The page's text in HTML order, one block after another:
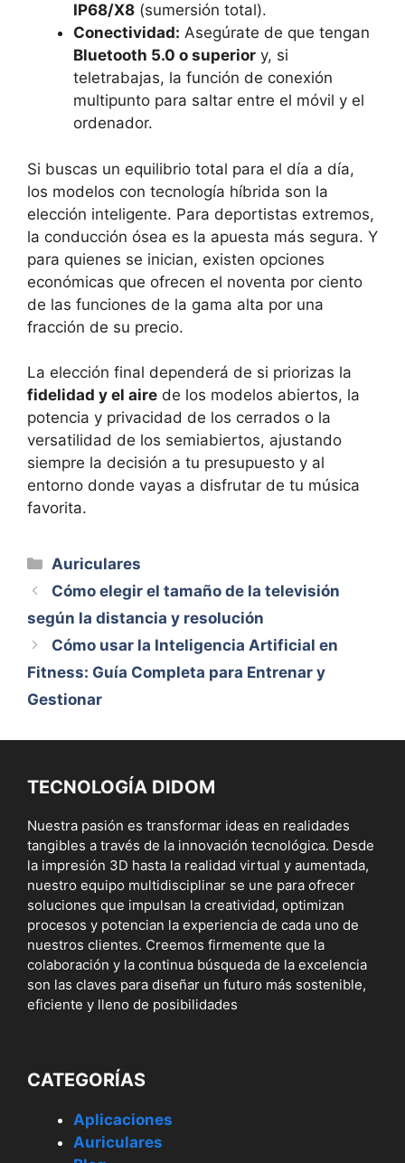
IP68/X8 (sumersión total).
Conectividad: Asegúrate de que tengan
Bluetooth 5.0 o superior y, si
teletrabajas, la función de conexión
multipunto para saltar entre el móvil y el
ordenador.
Si buscas un equilibrio total para el día a día,
los modelos con tecnología híbrida son la
elección inteligente. Para deportistas extremos,
la conducción ósea es la apuesta más segura. Y
para quienes se inician, existen opciones
económicas que ofrecen el noventa por ciento
de las funciones de la gama alta por una
fracción de su precio.
La elección final dependerá de si priorizas la
fidelidad y el aire de los modelos abiertos, la
potencia y privacidad de los cerrados o la
versatilidad de los semiabiertos, ajustando
siempre la decisión a tu presupuesto y al
entorno donde vayas a disfrutar de tu música
favorita.
Categorías
Auriculares
Cómo elegir el tamaño de la televisión
según la distancia y resolución
Cómo usar la Inteligencia Artificial en
Fitness: Guía Completa para Entrenar y
Gestionar
TECNOLOGÍA DIDOM
Nuestra pasión es transformar ideas en realidades
tangibles a través de la innovación tecnológica. Desde
la impresión 3D hasta la realidad virtual y aumentada,
nuestro equipo multidisciplinar se une para ofrecer
soluciones que impulsan la creatividad, optimizan
procesos y potencian la experiencia de cada uno de
nuestros clientes. Creemos firmemente que la
colaboración y la continua búsqueda de la excelencia
son las claves para diseñar un futuro más sostenible,
eficiente y lleno de posibilidades
CATEGORÍAS
Aplicaciones
Auriculares